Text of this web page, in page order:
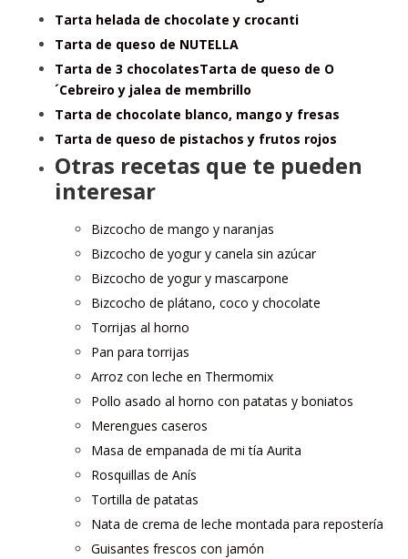
Tarta helada de chocolate y crocanti
Tarta de queso de NUTELLA
Tarta de 3 chocolatesTarta de queso de O
´Cebreiro y jalea de membrillo
Tarta de chocolate blanco, mango y fresas
Tarta de queso de pistachos y frutos rojos
Otras recetas que te pueden
interesar
Bizcocho de mango y naranjas
Bizcocho de yogur y canela sin azúcar
Bizcocho de yogur y mascarpone
Bizcocho de plátano, coco y chocolate
Torrijas al horno
Pan para torrijas
Arroz con leche en Thermomix
Pollo asado al horno con patatas y boniatos
Merengues caseros
Masa de empanada de mi tía Aurita
Rosquillas de Anís
Tortilla de patatas
Nata de crema de leche montada para repostería
Guisantes frescos con jamón